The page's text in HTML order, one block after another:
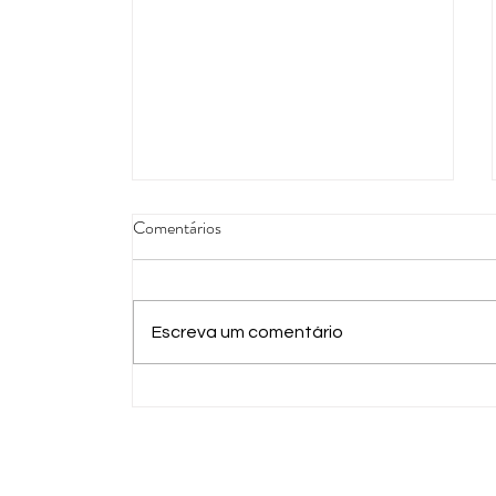
Comentários
Escreva um comentário